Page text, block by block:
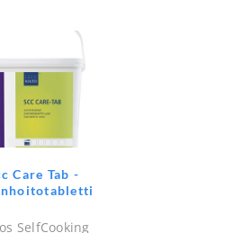
Care Tab -
SelfCooking